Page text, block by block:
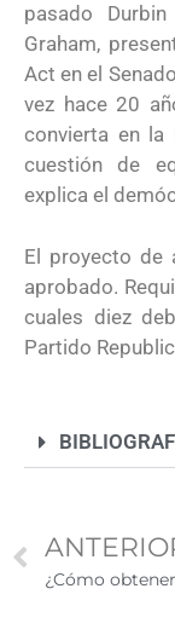
pasado
Graham,
Act en el
vez hace 20
convierta en la
cuestión de
explica el
El proyecto de
aprobado.
cuales diez
Partido